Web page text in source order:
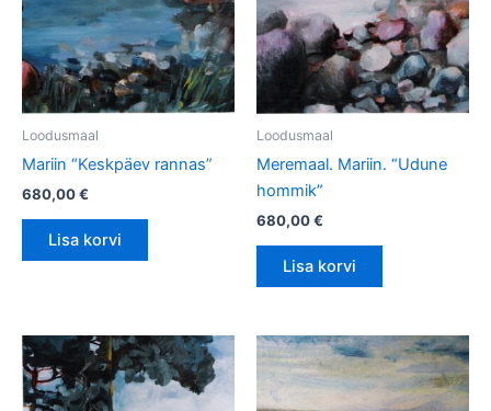
Loodusmaal
Mariin “Keskpäev rannas”
680,00€
Lisa korvi
Loodusmaal
Meremaal. Mariin. “Udune
hommik”
680,00€
Lisa korvi